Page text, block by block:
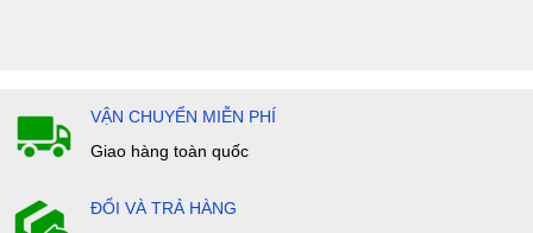
VẬN CHUYỂN MIỄN PHÍ
Giao hàng toàn quốc
ĐỔI VÀ TRẢ HÀNG